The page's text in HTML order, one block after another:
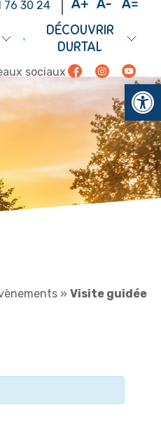
76 30 24
•
DÉCOUVRIR
DURTAL
sociaux FacebookInstagram
» Visite guidée